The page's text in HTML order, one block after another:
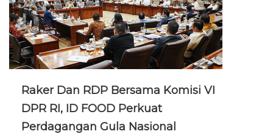
Raker Dan RDP Bersama Komisi VI
DPR RI, ID FOOD Perkuat
Perdagangan Gula Nasional